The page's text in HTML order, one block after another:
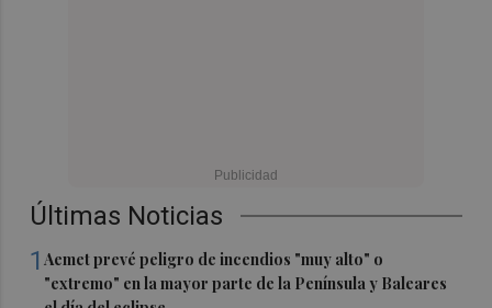
Últimas Noticias
1Aemet prevé peligro de incendios "muy alto" o
"extremo" en la mayor parte de la Península y Baleares